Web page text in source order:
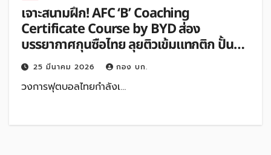
เจาะสนามฝึก! AFC ‘B’ Coaching
Certificate Course by BYD ส่อง
บรรยากาศกุนซือไทย ลุยติวเข้มแทกติก ปั้น
โค้ชคุณภาพสู่มาตรฐานสากล
25 มีนาคม 2026 กอง บก.
วงการฟุตบอลไทยกำลังเ…